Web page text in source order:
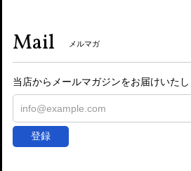
Mail メルマガ
当店からメールマガジンをお届けいたし
登録